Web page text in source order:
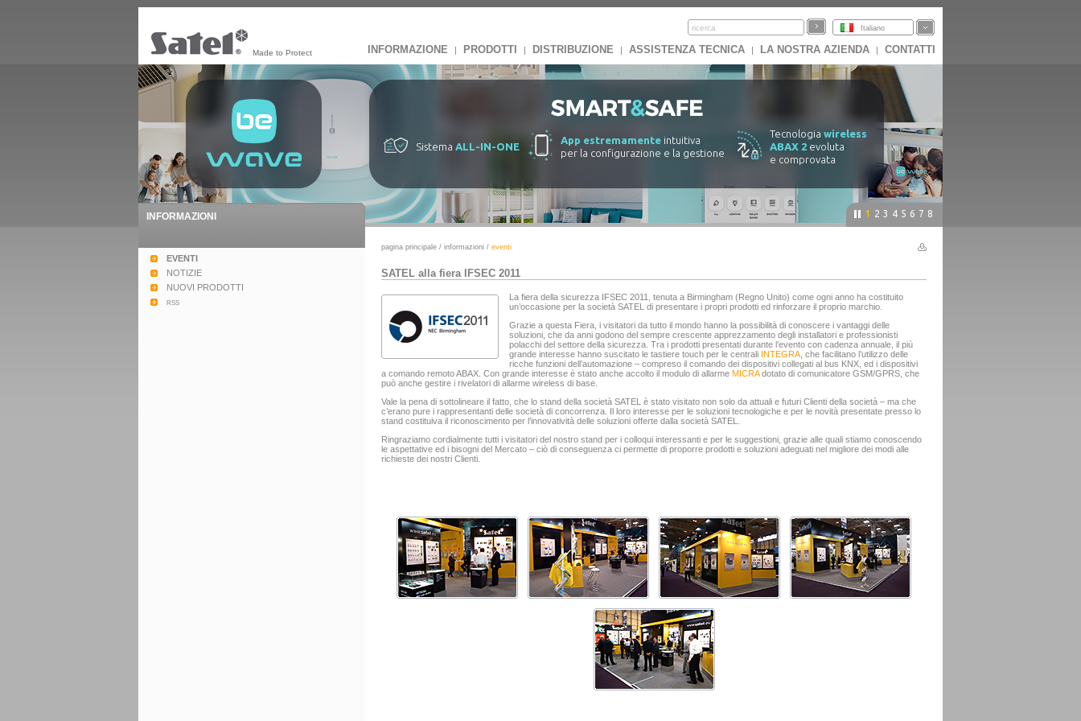
Made to Protect
Italiano
INFORMAZIONE | PRODOTTI | DISTRIBUZIONE | ASSISTENZA TECNICA | LA NOSTRA AZIENDA | CONTATTI
Sistema ALL-IN-ONE
App estremamente intuitiva
per la configurazione e la gestione
Tecnologia wireless
ABAX 2 evoluta
e comprovata
1 2 3 4 5 6 7 8
INFORMAZIONI
EVENTI
NOTIZIE
NUOVI PRODOTTI
rss
pagina principale / informazioni / eventi
SATEL alla fiera IFSEC 2011
La fiera della sicurezza IFSEC 2011, tenuta a Birmingham (Regno Unito) come ogni anno ha costituito
un’occasione per la società SATEL di presentare i propri prodotti ed rinforzare il proprio marchio.
Grazie a questa Fiera, i visitatori da tutto il mondo hanno la possibilità di conoscere i vantaggi delle
soluzioni, che da anni godono del sempre crescente apprezzamento degli installatori e professionisti
polacchi del settore della sicurezza. Tra i prodotti presentati durante l’evento con cadenza annuale, il più
grande interesse hanno suscitato le tastiere touch per le centrali INTEGRA , che facilitano l’utilizzo delle
ricche funzioni dell’automazione – compreso il comando dei dispositivi collegati al bus KNX, ed i dispositivi
a comando remoto ABAX. Con grande interesse è stato anche accolto il modulo di allarme MICRAdotato di comunicatore GSM/GPRS, che
può anche gestire i rivelatori di allarme wireless di base.
Vale la pena di sottolineare il fatto, che lo stand della società SATEL è stato visitato non solo da attuali e futuri Clienti della società – ma che
c’erano pure i rappresentanti delle società di concorrenza. Il loro interesse per le soluzioni tecnologiche e per le novità presentate presso lo
stand costituiva il riconoscimento per l’innovatività delle soluzioni offerte dalla società SATEL.
Ringraziamo cordialmente tutti i visitatori del nostro stand per i colloqui interessanti e per le suggestioni, grazie alle quali stiamo conoscendo
le aspettative ed i bisogni del Mercato – ciò di conseguenza ci permette di proporre prodotti e soluzioni adeguati nel migliore dei modi alle
richieste dei nostri Clienti.